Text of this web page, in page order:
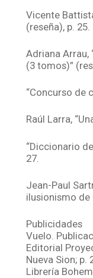
Vicente
(reseña), p. 25.
Adriana Arrau,
(3 tomos)”
“Concurso de
Raúl Larra,
“Diccionario
27.
Jean-Paul
ilusionismo de
Publicidades
Vuelo.
Editorial
Nueva Sion; p.
Librería